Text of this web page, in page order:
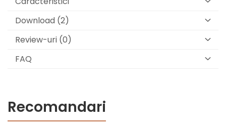
Download (2)
Review-uri (0)
FAQ
Recomandari